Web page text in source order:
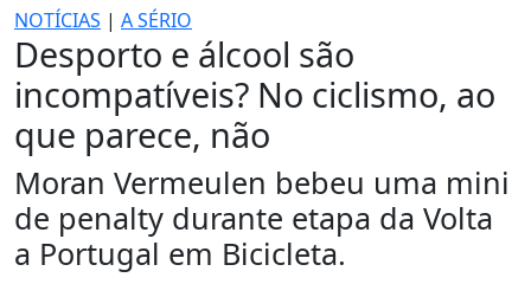
NOTÍCIAS | A SÉRIO
Desporto e álcool são
incompatíveis? No ciclismo, ao
que parece, não
Moran Vermeulen bebeu uma mini
de penalty durante etapa da Volta
a Portugal em Bicicleta.